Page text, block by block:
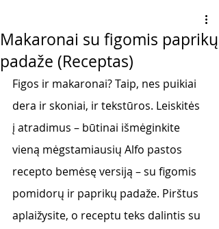
Makaronai su figomis paprikų
padaže (Receptas)
Figos ir makaronai? Taip, nes puikiai
dera ir skoniai, ir tekstūros. Leiskitės
į atradimus – būtinai išmėginkite
vieną mėgstamiausių Alfo pastos
recepto bemėsę versiją – su figomis
pomidorų ir paprikų padaže. Pirštus
aplaižysite, o receptu teks dalintis su